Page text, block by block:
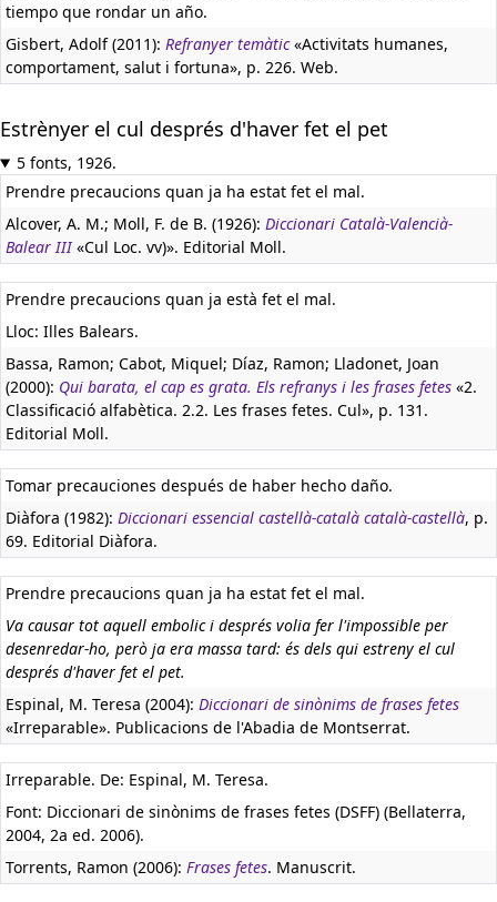
tiempo que rondar un año.
Gisbert, Adolf (2011): Refranyer temàtic«Activitats humanes,
comportament, salut i fortuna», p. 226. Web.
Estrènyer el cul després d'haver fet el pet
5 fonts, 1926.
Prendre precaucions quan ja ha estat fet el mal.
Alcover, A. M.; Moll, F. de B. (1926): Diccionari Català-Valencià-
Balear III«Cul Loc. vv)». Editorial Moll.
Prendre precaucions quan ja està fet el mal.
Lloc: Illes Balears.
Bassa, Ramon; Cabot, Miquel; Díaz, Ramon; Lladonet, Joan
(2000): Qui barata, el cap es grata. Els refranys i les frases fetes «2.
Classificació alfabètica. 2.2. Les frases fetes. Cul», p. 131.
Editorial Moll.
Tomar precauciones después de haber hecho daño.
Diàfora (1982): Diccionari essencial castellà-català català-castellà, p.
69. Editorial Diàfora.
Prendre precaucions quan ja ha estat fet el mal.
Va causar tot aquell embolic i després volia fer l'impossible per
desenredar-ho, però ja era massa tard: és dels qui estreny el cul
després d'haver fet el pet.
Espinal, M. Teresa (2004): Diccionari de sinònims de frases fetes
«Irreparable». Publicacions de l'Abadia de Montserrat.
Irreparable. De: Espinal, M. Teresa.
Font: Diccionari de sinònims de frases fetes (DSFF) (Bellaterra,
2004, 2a ed. 2006).
Torrents, Ramon (2006): Frases fetes. Manuscrit.